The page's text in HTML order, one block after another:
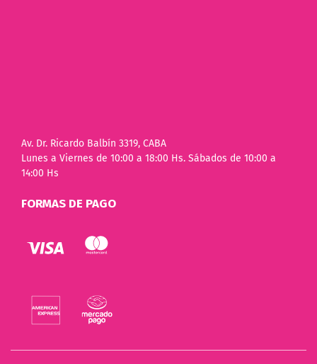
Av. Dr. Ricardo Balbín 3319, CABA
Lunes a Viernes de 10:00 a 18:00 Hs. Sábados de 10:00 a
14:00 Hs
FORMAS DE PAGO